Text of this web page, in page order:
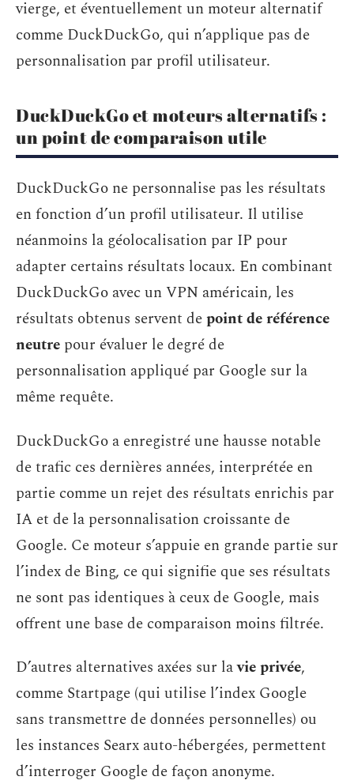
vierge, et éventuellement un moteur alternatif
comme DuckDuckGo, qui n’applique pas de
personnalisation par profil utilisateur.
DuckDuckGo et moteurs alternatifs :
un point de comparaison utile
DuckDuckGo ne personnalise pas les résultats
en fonction d’un profil utilisateur. Il utilise
néanmoins la géolocalisation par IP pour
adapter certains résultats locaux. En combinant
DuckDuckGo avec un VPN américain, les
résultats obtenus servent depoint de référence
neutre pour évaluer le degré de
personnalisation appliqué par Google sur la
même requête.
DuckDuckGo a enregistré une hausse notable
de trafic ces dernières années, interprétée en
partie comme un rejet des résultats enrichis par
IA et de la personnalisation croissante de
Google. Ce moteur s’appuie en grande partie sur
l’index de Bing, ce qui signifie que ses résultats
ne sont pas identiques à ceux de Google, mais
offrent une base de comparaison moins filtrée.
D’autres alternatives axées sur lavie privée,
comme Startpage (qui utilise l’index Google
sans transmettre de données personnelles) ou
les instances Searx auto-hébergées, permettent
d’interroger Google de façon anonyme.